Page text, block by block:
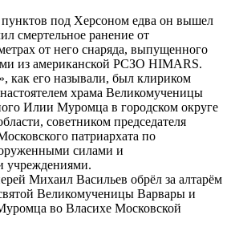
под Херсоном едва он вышел
смертельное ранение от
от него снаряда, выпущенного
из американской РСЗО HIMARS.
как его называли, был клириком
храма Великомученицы
Илии Муромца в городском округе
советником председателя
патриархата по
силами и
учреждениями.
Михаил Васильев обрёл за алтарём
Великомученицы Варвары и
во Власихе Московской